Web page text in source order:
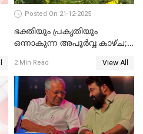
Posted On 21-12-2025
ഭക്തിയും പ്രകൃതിയും
ഒന്നാകുന്ന അപൂര്‍വ്വ കാഴ്ച;
കാഴ്ചാനുഭവമൊരുക്കി
ശബരീ നന്ദനം
2 Min Read View All